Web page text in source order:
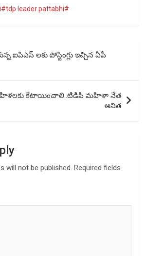
leader pattabhi#
ఐపిఎస్ లకు పోస్టింగ్లు ఇచ్చిన ఏపీ
కేటాయించాలి..టిడిపి మహిళా నేత
అనిత
will not be published. Required fields